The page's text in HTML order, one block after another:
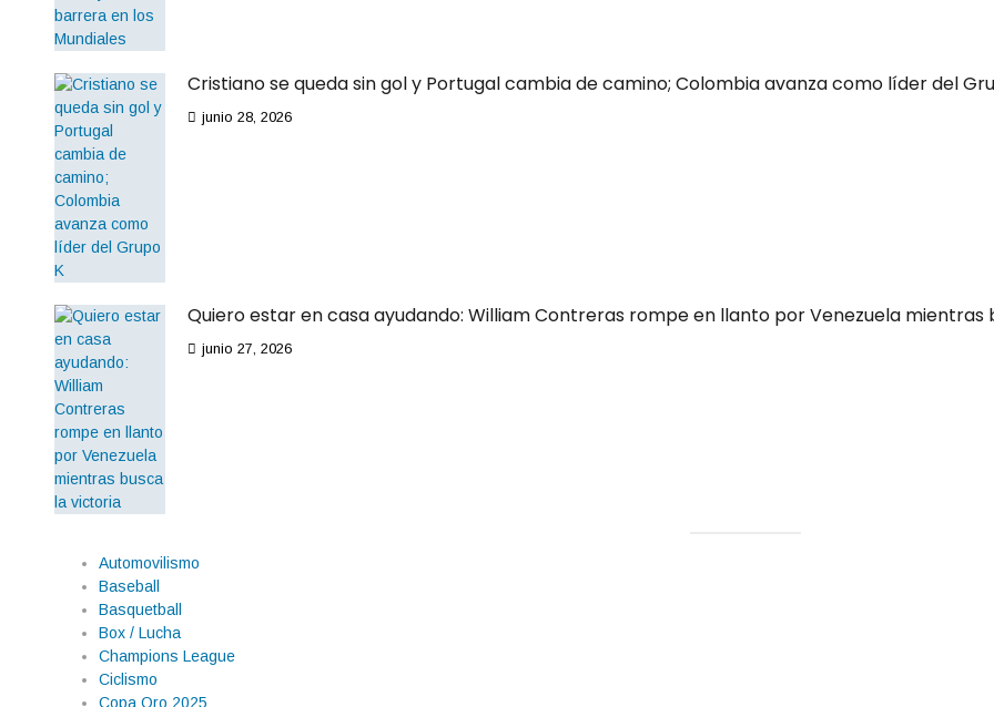
Cristiano se queda sin gol y Portugal cambia de camino; Colombia avanza como líder del
junio 28, 2026
Quiero estar en casa ayudando: William Contreras rompe en llanto por Venezuela mientras
junio 27, 2026
Automovilismo
Baseball
Basquetball
Box / Lucha
Champions League
Ciclismo
Copa Oro 2025